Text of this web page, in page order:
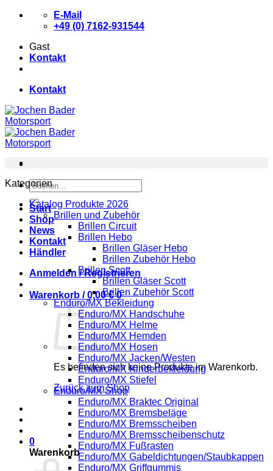
Zum
E-Mail
+49 (0) 7162-931544
Gast
Kontakt
Kontakt
Suchen
nach:
Start
Shop
News
Kontakt
Händler
Anmelden / Registrieren
Warenkorb /0,00€ 0
Es befinden sich keine Produkte im Warenkorb.
Zurück zum Shop
0
Warenkorb
Kategorien
Katalog Produkte 2026
Brillen und Zubehör
Brillen Circuit
Brillen Hebo
Brillen Gläser Hebo
Brillen Zubehör Hebo
Brillen Scott
Brillen Gläser Scott
Brillen Zubehör Scott
Enduro/MX Bekleidung
Enduro/MX Handschuhe
Enduro/MX Helme
Enduro/MX Hemden
Enduro/MX Hosen
Enduro/MX Jacken/Westen
Enduro/MX Kinderbekleidung
Enduro/MX Stiefel
Enduro/MX Shop
Enduro/MX Braktec Original
Enduro/MX Bremsbeläge
Enduro/MX Bremsscheiben
Enduro/MX Bremsscheibenschutz
Enduro/MX Fußrasten
Enduro/MX Gabeldichtungen/Staubkappen
Enduro/MX Griffgummis